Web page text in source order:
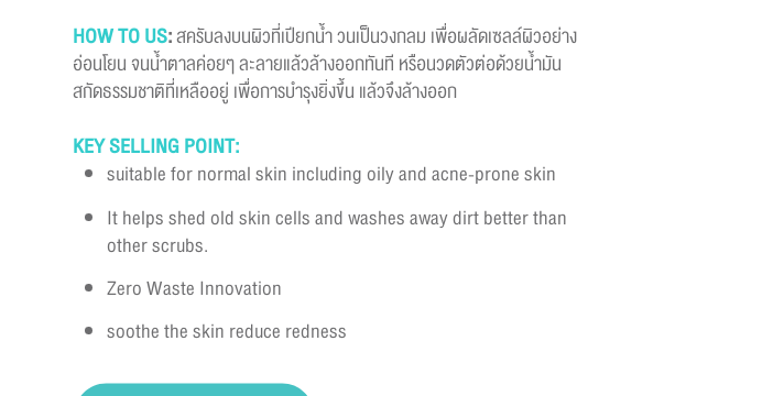
HOW TO US:สครับลงบนผิวที่เปียกน้ำ วนเป็นวงกลม เพื่อผลัดเซลล์ผิวอย่าง
อ่อนโยน จนน้ำตาลค่อยๆ ละลายแล้วล้างออกทันที หรือนวดตัวต่อด้วยน้ำมัน
สกัดธรรมชาติที่เหลืออยู่ เพื่อการบำรุงยิ่งขึ้น แล้วจึงล้างออก
KEY SELLING POINT:
suitable for normal skin including oily and acne-prone skin
It helps shed old skin cells and washes away dirt better than
other scrubs.
Zero Waste Innovation
soothe the skin reduce redness